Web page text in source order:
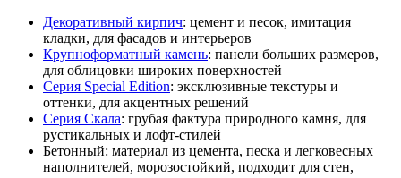
Декоративный кирпич: цемент и песок, имитация
кладки, для фасадов и интерьеров
Крупноформатный камень: панели больших размеров,
для облицовки широких поверхностей
Серия Special Edition: эксклюзивные текстуры и
оттенки, для акцентных решений
Серия Скала: грубая фактура природного камня, для
рустикальных и лофт-стилей
Бетонный: материал из цемента, песка и легковесных
наполнителей, морозостойкий, подходит для стен,